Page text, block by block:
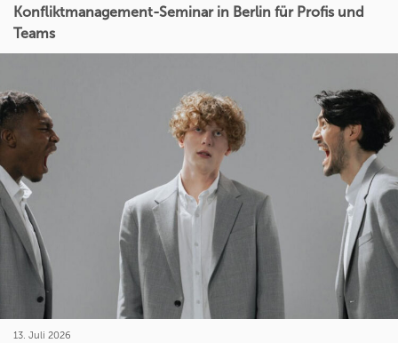
Konfliktmanagement-Seminar in Berlin für Profis und
Teams
13. Juli 2026